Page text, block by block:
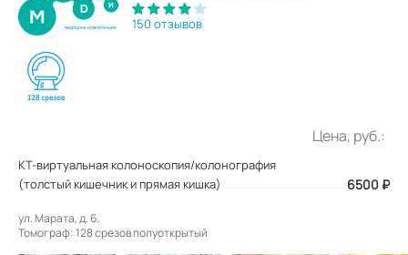
150 отзывов
Цена, руб.:
КТ-виртуальная колоноскопия/колонография
(толстый кишечник и прямая кишка)
6500 ₽
ул. Марата, д. 6.
Томограф: 128 срезов полуоткрытый